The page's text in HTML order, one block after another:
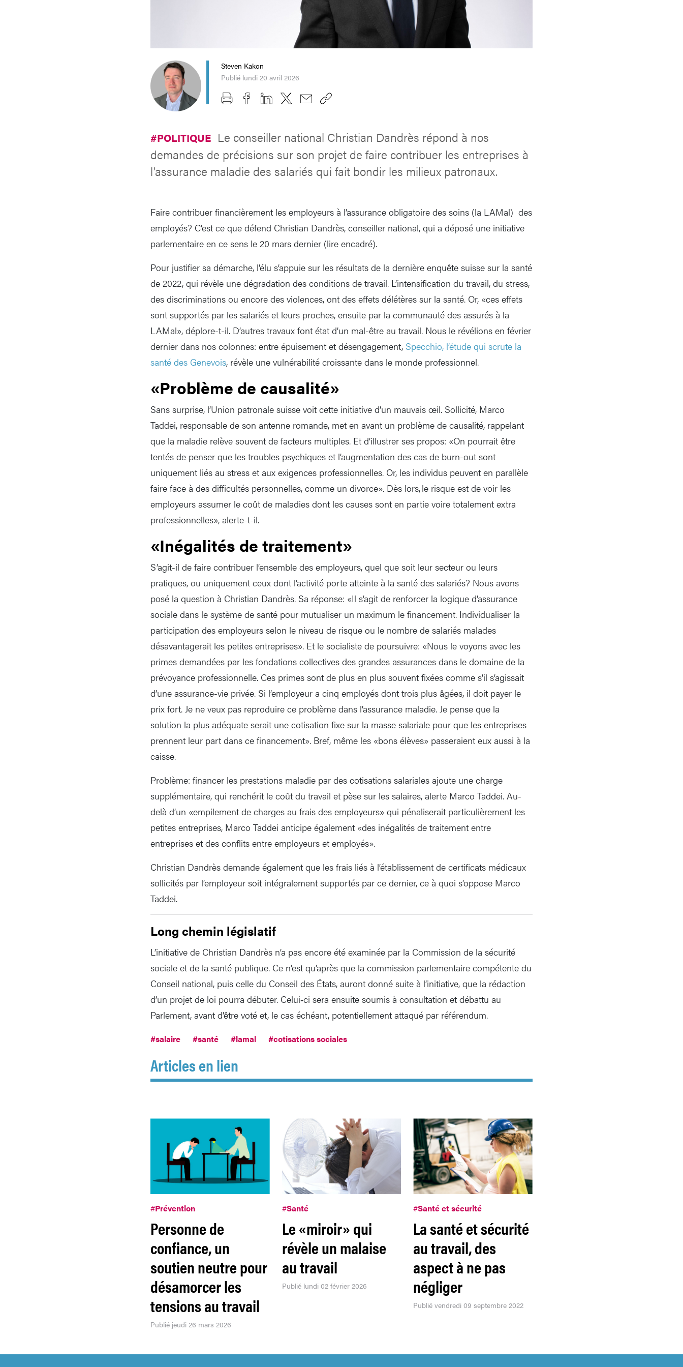
Steven Kakon
Publié lundi 20 avril 2026
#POLITIQUE Le conseiller national Christian Dandrès répond à nos
demandes de précisions sur son projet de faire contribuer les entreprises à
l’assurance maladie des salariés qui fait bondir les milieux patronaux.
Faire contribuer financièrement les employeurs à l’assurance obligatoire des soins (la LAMal) des
employés? C’est ce que défend Christian Dandrès, conseiller national, qui a déposé une initiative
parlementaire en ce sens le 20 mars dernier (lire encadré).
Pour justifier sa démarche, l’élu s’appuie sur les résultats de la dernière enquête suisse sur la santé
de 2022, qui révèle une dégradation des conditions de travail. L’intensification du travail, du stress,
des discriminations ou encore des violences, ont des effets délétères sur la santé. Or, «ces effets
sont supportés par les salariés et leurs proches, ensuite par la communauté des assurés à la
LAMal», déplore-t-il. D’autres travaux font état d’un mal-être au travail. Nous le révélions en février
dernier dans nos colonnes: entre épuisement et désengagement, Specchio, l’étude qui scrute la
santé des Genevois, révèle une vulnérabilité croissante dans le monde professionnel.
«Problème de causalité»
Sans surprise, l’Union patronale suisse voit cette initiative d’un mauvais œil. Sollicité, Marco
Taddei, responsable de son antenne romande, met en avant un problème de causalité, rappelant
que la maladie relève souvent de facteurs multiples. Et d’illustrer ses propos: «On pourrait être
tentés de penser que les troubles psychiques et l’augmentation des cas de burn-out sont
uniquement liés au stress et aux exigences professionnelles. Or, les individus peuvent en parallèle
faire face à des difficultés personnelles, comme un divorce». Dès lors, le risque est de voir les
employeurs assumer le coût de maladies dont les causes sont en partie voire totalement extra
professionnelles», alerte-t-il.
«Inégalités de traitement»
S’agit-il de faire contribuer l’ensemble des employeurs, quel que soit leur secteur ou leurs
pratiques, ou uniquement ceux dont l’activité porte atteinte à la santé des salariés? Nous avons
posé la question à Christian Dandrès. Sa réponse: «Il s’agit de renforcer la logique d’assurance
sociale dans le système de santé pour mutualiser un maximum le financement. Individualiser la
participation des employeurs selon le niveau de risque ou le nombre de salariés malades
désavantagerait les petites entreprises». Et le socialiste de poursuivre: «Nous le voyons avec les
primes demandées par les fondations collectives des grandes assurances dans le domaine de la
prévoyance professionnelle. Ces primes sont de plus en plus souvent fixées comme s’il s’agissait
d’une assurance-vie privée. Si l’employeur a cinq employés dont trois plus âgées, il doit payer le
prix fort. Je ne veux pas reproduire ce problème dans l’assurance maladie. Je pense que la
solution la plus adéquate serait une cotisation fixe sur la masse salariale pour que les entreprises
prennent leur part dans ce financement». Bref, même les «bons élèves» passeraient eux aussi à la
caisse.
Problème: financer les prestations maladie par des cotisations salariales ajoute une charge
supplémentaire, qui renchérit le coût du travail et pèse sur les salaires, alerte Marco Taddei. Au-
delà d’un «empilement de charges au frais des employeurs» qui pénaliserait particulièrement les
petites entreprises, Marco Taddei anticipe également «des inégalités de traitement entre
entreprises et des conflits entre employeurs et employés».
Christian Dandrès demande également que les frais liés à l’établissement de certificats médicaux
sollicités par l’employeur soit intégralement supportés par ce dernier, ce à quoi s’oppose Marco
Taddei.
Long chemin législatif
L’initiative de Christian Dandrès n’a pas encore été examinée par la Commission de la sécurité
sociale et de la santé publique. Ce n’est qu’après que la commission parlementaire compétente du
Conseil national, puis celle du Conseil des États, auront donné suite à l’initiative, que la rédaction
d’un projet de loi pourra débuter. Celui‑ci sera ensuite soumis à consultation et débattu au
Parlement, avant d’être voté et, le cas échéant, potentiellement attaqué par référendum.
#salaire #santé #lamal #cotisations sociales
Articles en lien
#Prévention
Personne de
confiance, un
soutien neutre pour
désamorcer les
tensions au travail
Publié jeudi 26 mars 2026
#Santé
Le «miroir» qui
révèle un malaise
au travail
Publié lundi 02 février 2026
#Santé et sécurité
La santé et sécurité
au travail, des
aspect à ne pas
négliger
Publié vendredi 09 septembre 2022